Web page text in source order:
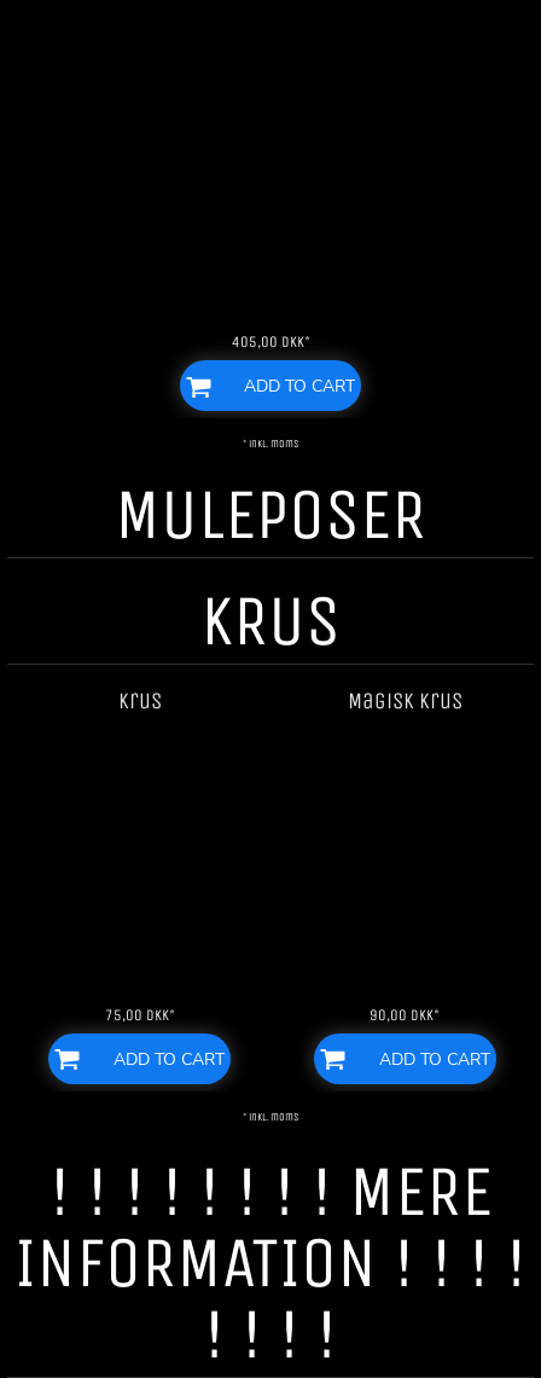
405,00 DKK*
ADD TO CART
* inkl. moms
MULEPOSER
KRUS
Krus
75,00 DKK*
ADD TO CART
Magisk krus
90,00 DKK*
ADD TO CART
* inkl. moms
! ! ! ! ! ! ! ! MERE
INFORMATION ! ! ! !
! ! ! !